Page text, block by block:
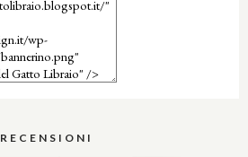
RECENSIONI